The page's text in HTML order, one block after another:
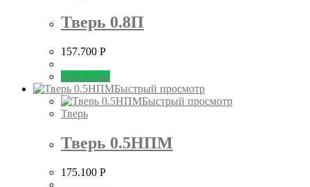
Тверь 0.8П
157.700 Р
Add to cart
Быстрый просмотр
Быстрый просмотр
Тверь
Тверь 0.5НПМ
175.100 Р